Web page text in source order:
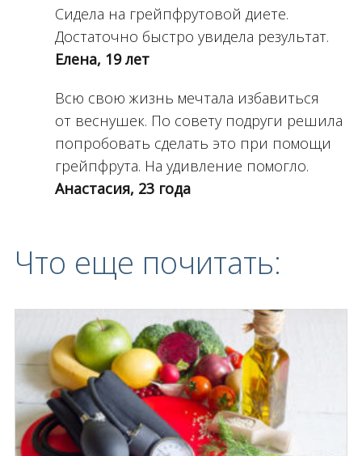
Сидела на грейпфрутовой диете.
Достаточно быстро увидела результат.
Елена, 19 лет
Всю свою жизнь мечтала избавиться
от веснушек. По совету подруги решила
попробовать сделать это при помощи
грейпфрута. На удивление помогло.
Анастасия, 23 года
Что еще почитать: